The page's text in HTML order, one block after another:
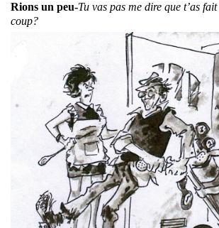
Rions un peu-Tu vas pas me dire que t’as
coup?